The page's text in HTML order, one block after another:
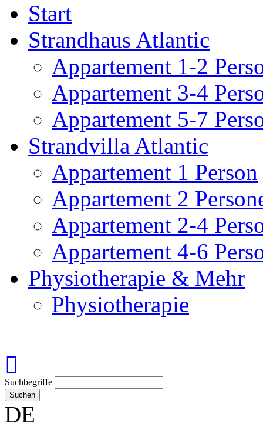
Start
Strandhaus Atlantic
Appartement 1-2
Appartement 3-4
Appartement 5-7
Strandvilla Atlantic
Appartement 1 Person
Appartement 2
Appartement 2-4
Appartement 4-6
Physiotherapie & Mehr
Physiotherapie
Suchbegriffe
Suchen
DE